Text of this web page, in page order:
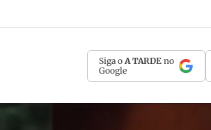
Siga o A TARDE no
Google